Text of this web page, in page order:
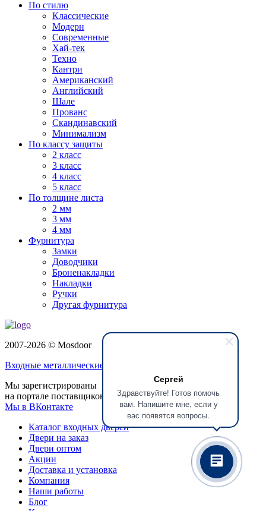
Сергей
Здравствуйте! Готов помочь
вам. Напишите мне, если у
вас появятся вопросы.
По стилю
Классические
Модерн
Современные
Хай-тек
Техно
Кантри
Американский
Английский
Шале
Прованс
Скандинавский
Минимализм
По классу защиты
2 класс
3 класс
4 класс
5 класс
По толщине листа
2 мм
3 мм
4 мм
Фурнитура
Замки
Доводчики
Броненакладки
Накладки
Ручки
Другая фурнитура
2007-2026 © Mosdoor
Входные металлические двери
Мы зарегистрированы
на портале поставщиков
Мы в ВКонтакте
Каталог входных дверей
Двери на заказ
Двери оптом
Акции
Доставка и установка
Компания
Наши работы
Блог